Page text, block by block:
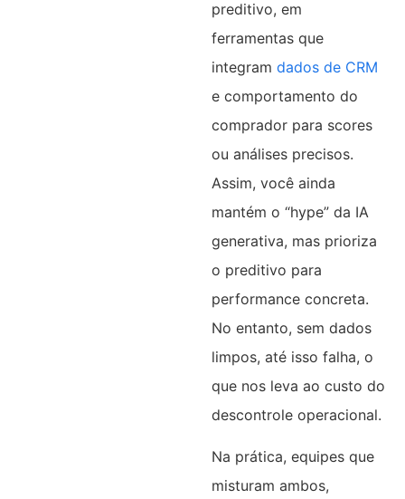
preditivo, em
ferramentas que
integram dados de CRM
e comportamento do
comprador para scores
ou análises precisos.
Assim, você ainda
mantém o “hype” da IA
generativa, mas prioriza
o preditivo para
performance concreta.
No entanto, sem dados
limpos, até isso falha, o
que nos leva ao custo do
descontrole operacional.
Na prática, equipes que
misturam ambos,